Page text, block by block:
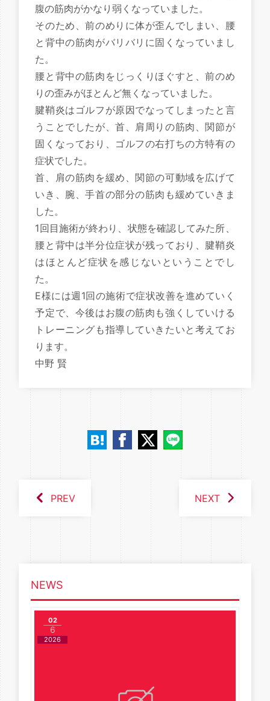
腹の筋肉がかなり弱くなっていました。
そのため、前のめりに体が歪んでしまい、腰
と背中の筋肉がバリバリに固くなっていまし
た。
腰と背中の筋肉をじっくりほぐすと、前のめ
りの歪みがほとんど無くなっていました。
腱鞘炎はゴルフが原因でなってしまったと言
うことでしたが、首、肩周りの筋肉、関節が
固くなっており、ゴルフの右打ちの方特有の
症状でした。
首、肩の筋肉を緩め、関節の可動域を広げて
いき、腕、手首の部分の筋肉も緩めていきま
した。
1回目施術が終わり、状態を確認してみた所、
腰と背中は半分位症状が残っており、腱鞘炎
はほとんど症状を感じないということでし
た。
E様には週1回の施術で症状改善を進めていく
予定で、今後はお腹の筋肉も強くしていける
トレーニングも指導していきたいと考えてお
ります。
中野 賢
PREV NEXT
NEWS
02
6
2026